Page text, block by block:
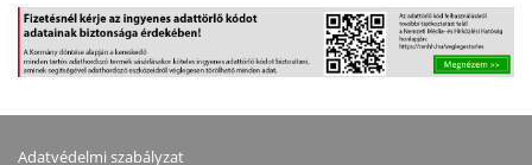
Adatvédelmi szabályzat